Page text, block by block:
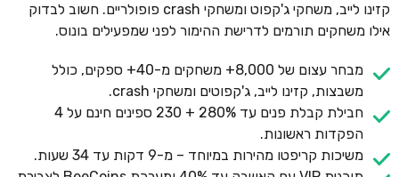
קזינו לייב, משחקי ג'קפוט ומשחקי crash פופולריים. חשוב לבדוק
אילו משחקים תורמים לדרישת ההימור לפני שמפעילים בונוס.
מבחר עצום של 8,000+ משחקים מ-40+ ספקים, כולל
משבצות, קזינו לייב, ג'קפוטים ומשחקי crash.
חבילת קבלת פנים עד 280% + 230 ספינים חינם על 4
הפקדות ראשונות.
משיכות קריפטו מהירות במיוחד – מ-9 דקות עד 34 שעות.